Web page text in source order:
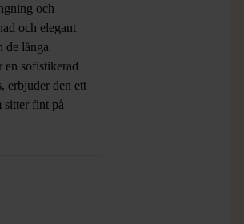
och
och elegant
de långa
en sofistikerad
erbjuder den ett
sitter fint på
och festliga